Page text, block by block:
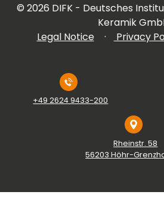
© 2026 DIFK - Deutsches
Keramik
Legal Notice
· Privacy
+49 2624 9433-200
Rheinstr. 58
56203 Höhr-